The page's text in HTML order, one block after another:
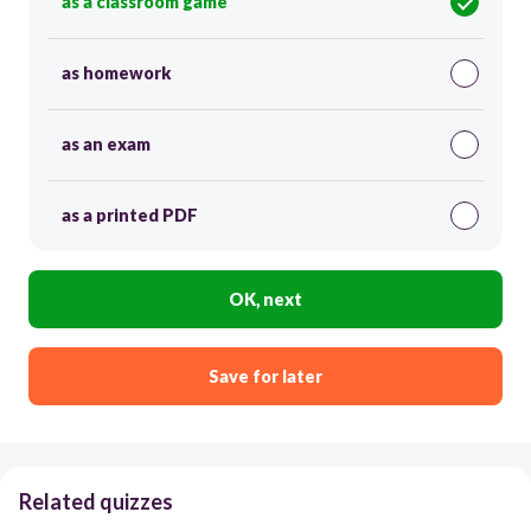
as homework
as an exam
as a printed PDF
OK, next
Save for later
Related quizzes